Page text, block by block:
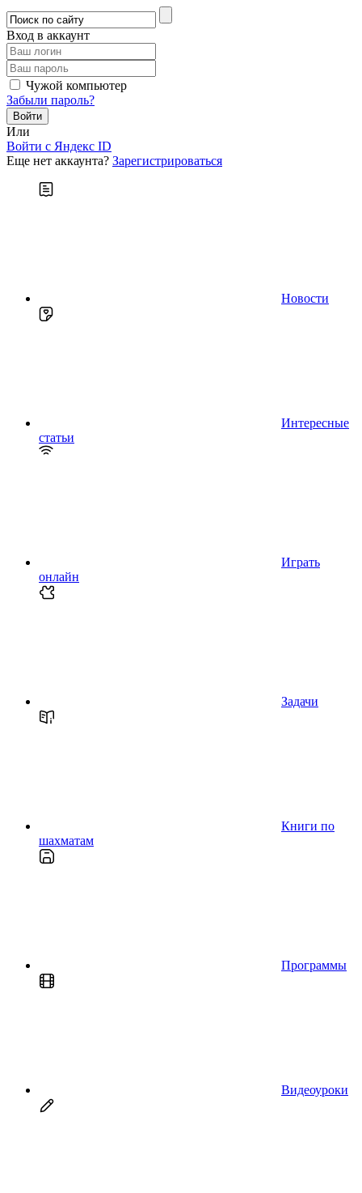
Вход в аккаунт
Чужой компьютер
Забыли пароль?
Или
Войти c Яндекс ID
Еще нет аккаунта? Зарегистрироваться
Новости
Интересные
статьи
Играть
онлайн
Задачи
Книги по
шахматам
Программы
Видеоуроки